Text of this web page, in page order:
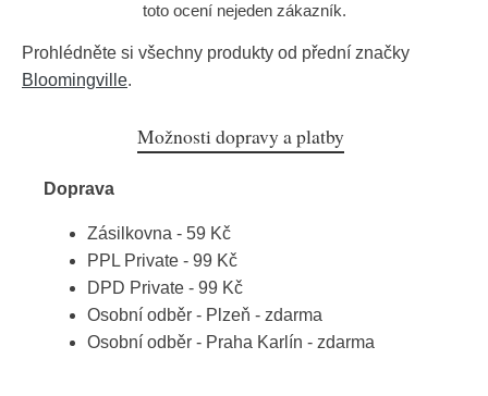
toto ocení nejeden zákazník.
Prohlédněte si všechny produkty od přední značky
Bloomingville.
Možnosti dopravy a platby
Doprava
Zásilkovna - 59 Kč
PPL Private - 99 Kč
DPD Private - 99 Kč
Osobní odběr - Plzeň - zdarma
Osobní odběr - Praha Karlín - zdarma